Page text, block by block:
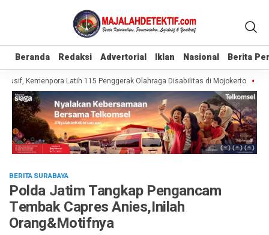
Beranda Redaksi Advertorial Iklan Nasional Berita
Beranda Redaksi Advertorial Iklan Nasional Berita
Kemenpora Latih 115 Penggerak Olahraga Disabilitas di Mojokerto
BERITA SURABAYA
Polda Jatim Tangkap Pengancam
Tembak Capres Anies,Inilah
Orang&Motifnya